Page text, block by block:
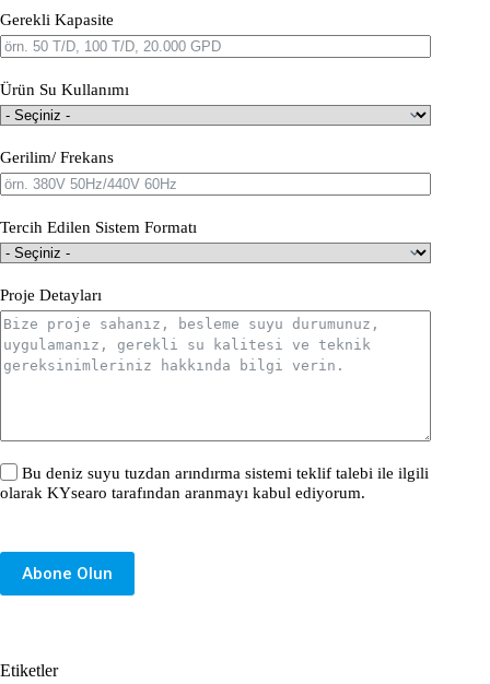
Gerekli Kapasite
Ürün Su Kullanımı
Gerilim/ Frekans
Tercih Edilen Sistem Formatı
Proje Detayları
Bu deniz suyu tuzdan arındırma sistemi teklif talebi ile ilgili
olarak KYsearo tarafından aranmayı kabul ediyorum.
Abone Olun
Etiketler